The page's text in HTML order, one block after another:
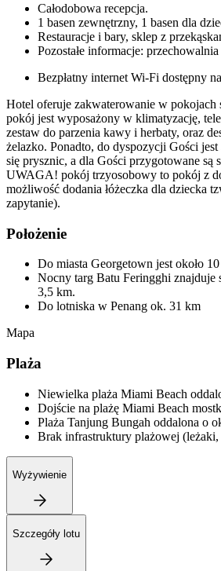
Całodobowa recepcja.
1 basen zewnętrzny, 1 basen dla
Restauracje i bary, sklep z
Pozostałe informacje: przechowalnia
Bezpłatny internet Wi-Fi dostępny
Hotel oferuje zakwaterowanie w pokojach
pokój jest wyposażony w klimatyzację,
zestaw do parzenia kawy i herbaty, oraz
żelazko. Ponadto, do dyspozycji Gości jest
się prysznic, a dla Gości przygotowane są
UWAGA! pokój trzyosobowy to pokój z
możliwość dodania łóżeczka dla dziecka
zapytanie).
Położenie
Do miasta Georgetown jest około
Nocny targ Batu Feringghi znajduje
3,5 km.
Do lotniska w Penang ok. 31 km
Mapa
Plaża
Niewielka plaża Miami Beach
Dojście na plażę Miami Beach
Plaża Tanjung Bungah oddalona o
Brak infrastruktury plażowej (leżaki,
Wyżywienie
Szczegóły lotu